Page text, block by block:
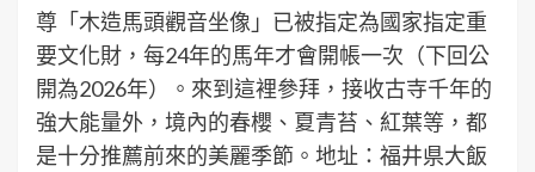
尊「木造馬頭觀音坐像」已被指定為國家指定重
要文化財，每24年的馬年才會開帳一次（下回公
開為2026年）。來到這裡參拜，接收古寺千年的
強大能量外，境內的春櫻、夏青苔、紅葉等，都
是十分推薦前來的美麗季節。地址：福井県大飯